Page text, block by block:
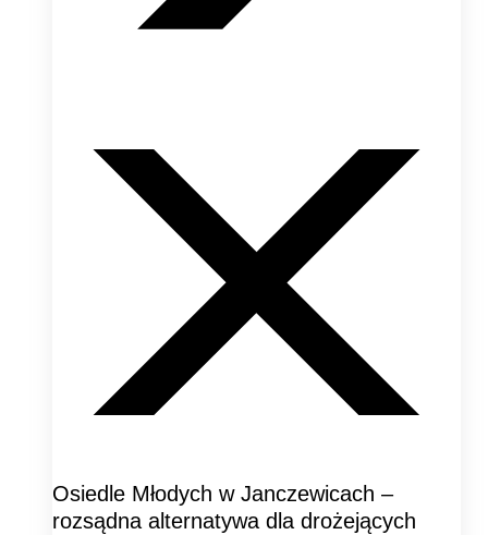
Osiedle Młodych w Janczewicach –
rozsądna alternatywa dla drożejących